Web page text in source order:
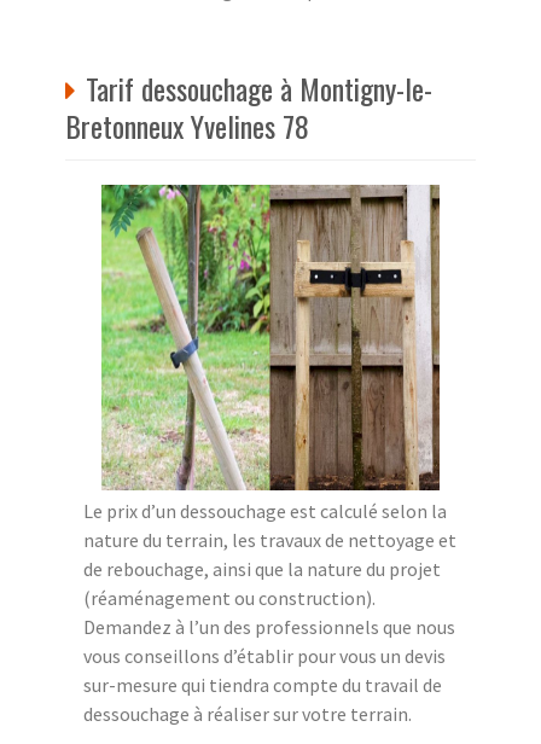
Tarif dessouchage à Montigny-le-
Bretonneux Yvelines 78
Le prix d’un dessouchage est calculé selon la
nature du terrain, les travaux de nettoyage et
de rebouchage, ainsi que la nature du projet
(réaménagement ou construction).
Demandez à l’un des professionnels que nous
vous conseillons d’établir pour vous un devis
sur-mesure qui tiendra compte du travail de
dessouchage à réaliser sur votre terrain.